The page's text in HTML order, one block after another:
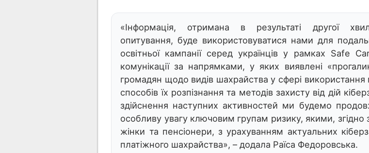
«Інформація, отримана в результаті другої
опитування, буде використовуватися нами для
освітньої кампанії серед українців у рамках Safe
комунікації за напрямками, у яких виявлені
громадян щодо видів шахрайства у сфері використання
способів їх розпізнання та методів захисту від дій
здійснення наступних активностей ми будемо
особливу увагу ключовим групам ризику, якими, згідно
жінки та пенсіонери, з урахуванням актуальних
платіжного шахрайства», – додала Раїса Федоровська.